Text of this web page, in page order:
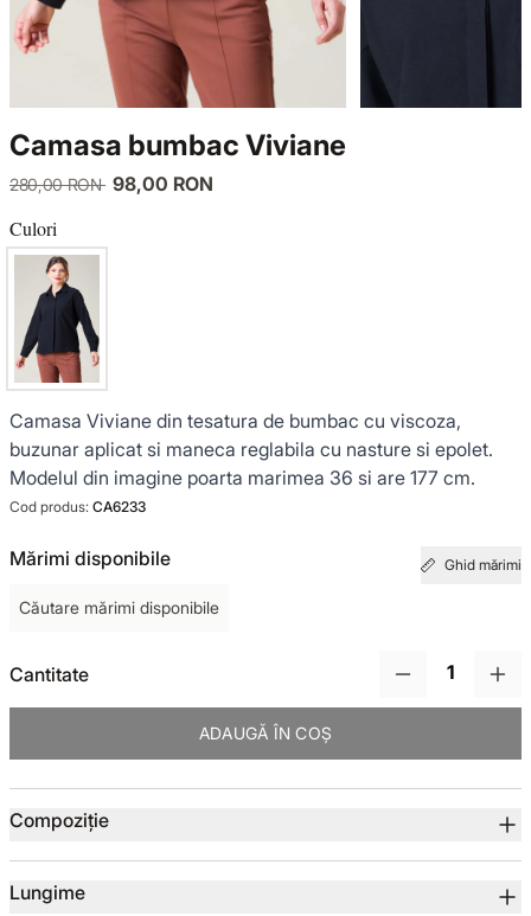
Camasa bumbac Viviane
280,00 RON 98,00 RON
Culori
Camasa Viviane din tesatura de bumbac cu viscoza,
buzunar aplicat si maneca reglabila cu nasture si epolet.
Modelul din imagine poarta marimea 36 si are 177 cm.
Cod produs: CA6233
Mărimi disponibile Ghid mărimi
Căutare mărimi disponibile
Cantitate
ADAUGĂ ÎN COȘ
Compoziție
Lungime
COMPLEURI
TRICOTAJE
GECI ȘI PALTOANE
ȚINUTE DE OCAZIE
NOUTĂȚI
COLECȚIA DIN IN
GARDEROBA DE VACANȚĂ
TOTUL DE LA -50%
GECI ȘI PALTOANE
SACOURI ȘI JACHETE
VEZI TOATE REDUCERILE
SENSE LIMITED EDITION
OFFICE MOOD